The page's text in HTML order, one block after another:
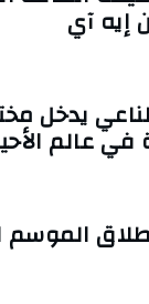
إيه آي
يدخل
عالم
الموسم